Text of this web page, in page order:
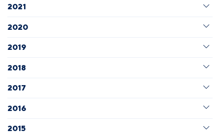
2021
2020
2019
2018
2017
2016
2015